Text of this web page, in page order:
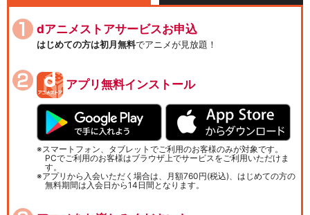
dアニメストアサービスお申込
はじめての方は初月無料でアニメが見放題！
アプリ無料インストール
スマートフォン、タブレットでご利用のお客様のみが対象です。
PCでご利用のお客様はブラウザ上でサービスをご利用いただけま
す。
アプリから入会いただく場合は、月額760円(税込)、はじめての方の
無料期間は入会日から14日間となります。